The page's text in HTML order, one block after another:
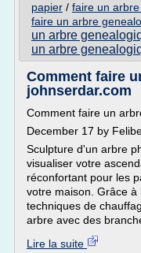
papier / faire un
faire un arbre
un arbre
un arbre
Comment faire
johnserdar.com
Comment faire un
December 17 by
Sculpture d'un arbre
visualiser votre
réconfortant pour les
votre maison. Grâce
techniques de
arbre avec des
Lire la suite